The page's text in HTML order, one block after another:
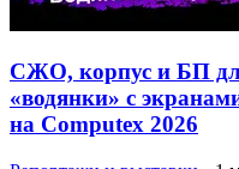
СЖО, корпус и БП
«водянки» с
на Computex 2026